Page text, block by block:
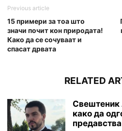
Previous article
15 примери за тоа што
значи почит кон природата!
Како да се сочуваат и
спасат дрвата
RELATED
Свештеник
како да